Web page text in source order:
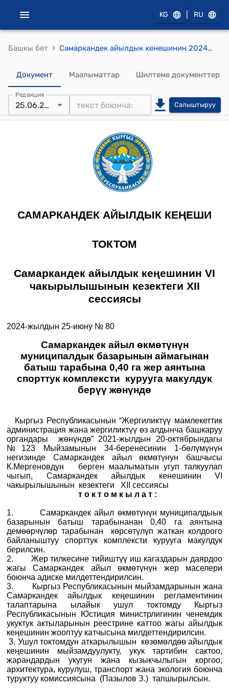
KG RU
Башкы бет › Самаркандек айылдык кенешинин 2024-жылдын 25-июнундагы №80 "Самаркандек айыл өкмөтүнүн муниципалдык базарынын аймагынан батыш тарабына 0,40 га жер аянтына спорттук комплексти курууга макулдук берүү жөнүндө" токтому
Документ Маалыматтар Шилтеме документтер
Редакция
25.06.2024 Салыштыруу